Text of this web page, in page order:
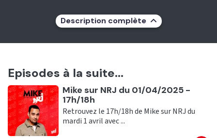
Description complète
Episodes à la suite...
Ecouter
Mike sur NRJ du 01/04/2025 -
17h/18h
Retrouvez le 17h/18h de Mike sur NRJ du
mardi 1 avril avec ...